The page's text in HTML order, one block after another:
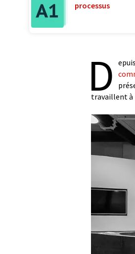
processus
D
travaillent à